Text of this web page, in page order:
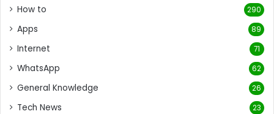
How to 290
Apps 89
Internet 71
WhatsApp 62
General Knowledge 26
Tech News 23